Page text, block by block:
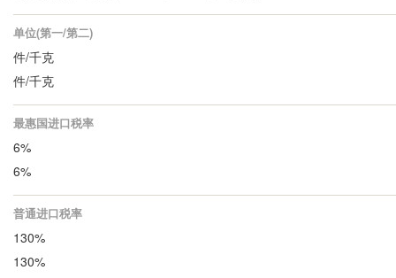
单位(第一/第二)
件/千克
件/千克
最惠国进口税率
6%
6%
普通进口税率
130%
130%